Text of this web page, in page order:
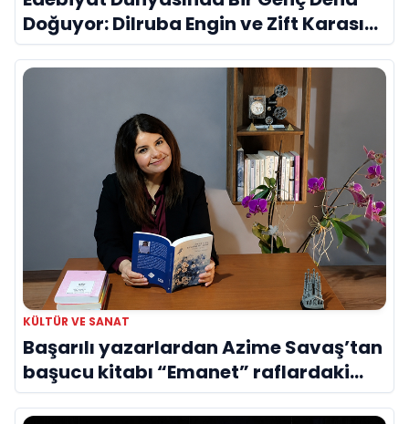
Doğuyor: Dilruba Engin ve Zift Karası
Evreni ‘AVENOİR’
KÜLTÜR VE SANAT
Başarılı yazarlardan Azime Savaş’tan
başucu kitabı “Emanet” raflardaki
yerini aldı